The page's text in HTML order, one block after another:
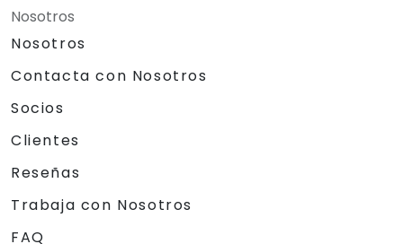
Nosotros
Nosotros
Contacta con Nosotros
Socios
Clientes
Reseñas
Trabaja con Nosotros
FAQ